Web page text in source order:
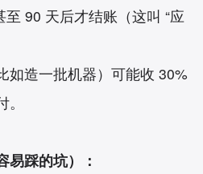
90 天后才结账（这叫 “应
如造一批机器）可能收 30%
易踩的坑）：